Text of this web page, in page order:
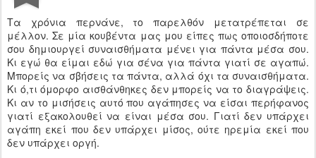
Τα χρόνια περνάνε, το παρελθόν μετατρέπεται σε
μέλλον. Σε μία κουβέντα μας μου είπες πως οποιοσδήποτε
σου δημιουργεί συναισθήματα μένει για πάντα μέσα σου.
Κι εγώ θα είμαι εδώ για σένα για πάντα γιατί σε αγαπώ.
Μπορείς να σβήσεις τα πάντα, αλλά όχι τα συναισθήματα.
Κι ό,τι όμορφο αισθάνθηκες δεν μπορείς να το διαγράψεις.
Κι αν το μισήσεις αυτό που αγάπησες να είσαι περήφανος
γιατί εξακολουθεί να είναι μέσα σου. Γιατί δεν υπάρχει
αγάπη εκεί που δεν υπάρχει μίσος, ούτε ηρεμία εκεί που
δεν υπάρχει οργή.